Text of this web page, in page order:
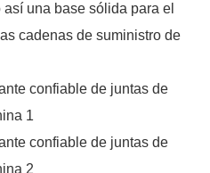
una base sólida para el
cadenas de suministro de